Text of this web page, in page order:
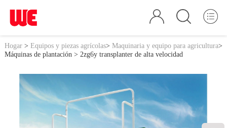
Hogar> Equipos y piezas agrícolas> Maquinaria y equipo para agricultura>
Máquinas de plantación > 2zg6y transplanter de alta velocidad